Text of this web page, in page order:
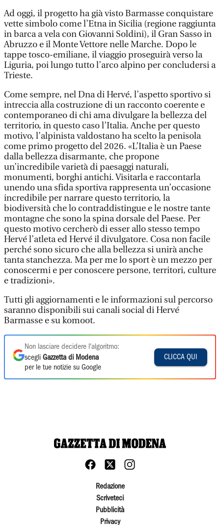
Ad oggi, il progetto ha già visto Barmasse conquistare
vette simbolo come l’Etna in Sicilia (regione raggiunta
in barca a vela con Giovanni Soldini), il Gran Sasso in
Abruzzo e il Monte Vettore nelle Marche. Dopo le
tappe tosco-emiliane, il viaggio proseguirà verso la
Liguria, poi lungo tutto l’arco alpino per concludersi a
Trieste.
Come sempre, nel Dna di Hervé, l’aspetto sportivo si
intreccia alla costruzione di un racconto coerente e
contemporaneo di chi ama divulgare la bellezza del
territorio, in questo caso l’Italia. Anche per questo
motivo, l’alpinista valdostano ha scelto la penisola
come primo progetto del 2026. «L’Italia è un Paese
dalla bellezza disarmante, che propone
un’incredibile varietà di paesaggi naturali,
monumenti, borghi antichi. Visitarla e raccontarla
unendo una sfida sportiva rappresenta un’occasione
incredibile per narrare questo territorio, la
biodiversità che lo contraddistingue e le nostre tante
montagne che sono la spina dorsale del Paese. Per
questo motivo cercherò di esser allo stesso tempo
Hervé l’atleta ed Hervé il divulgatore. Cosa non facile
perché sono sicuro che alla bellezza si unirà anche
tanta stanchezza. Ma per me lo sport è un mezzo per
conoscermi e per conoscere persone, territori, culture
e tradizioni».
Tutti gli aggiornamenti e le informazioni sul percorso
saranno disponibili sui canali social di Hervé
Barmasse e su komoot.
Non lasciare decidere l'algoritmo:
scegli Gazzetta di Modena
per le tue notizie su Google
CLICCA QUI
Redazione
Scriveteci
Pubblicità
Privacy